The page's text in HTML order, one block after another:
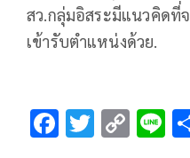
สว.กลุ่มอิสระมีแนวคิดที่
เข้ารับตำแหน่งด้วย.
F T C Li